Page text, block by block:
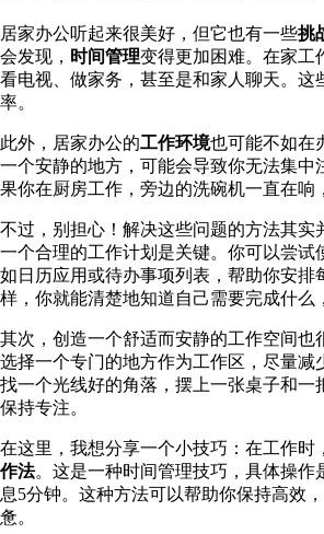
居家办公听起来很美好，但它也有一些挑
会发现， 时间管理变得更加困难。在家工
看电视、做家务，甚至是和家人聊天。这
率。
此外，居家办公的工作环境也可能不如在
一个安静的地方，可能会导致你无法集中
果你在厨房工作，旁边的洗碗机一直在响
不过，别担心！解决这些问题的方法其实
一个合理的工作计划是关键。你可以尝试
如日历应用或待办事项列表，帮助你安排
样，你就能清楚地知道自己需要完成什么
其次，创造一个舒适而安静的工作空间也
选择一个专门的地方作为工作区，尽量减
找一个光线好的角落，摆上一张桌子和一
保持专注。
在这里，我想分享一个小技巧：在工作时
作法。这是一种时间管理技巧，具体操作
息5分钟。这种方法可以帮助你保持高效
惫。